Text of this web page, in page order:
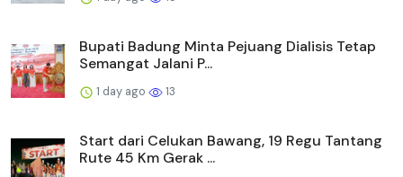
Bupati Badung Minta Pejuang Dialisis Tetap
Semangat Jalani P...
1 day ago 13
Start dari Celukan Bawang, 19 Regu Tantang
Rute 45 Km Gerak ...